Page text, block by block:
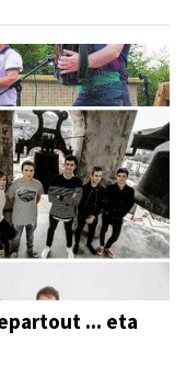
... eta